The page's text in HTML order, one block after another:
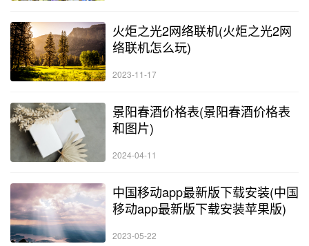
火炬之光2网络联机(火炬之光2网
络联机怎么玩)
2023-11-17
景阳春酒价格表(景阳春酒价格表
和图片)
2024-04-11
中国移动app最新版下载安装(中国
移动app最新版下载安装苹果版)
2023-05-22